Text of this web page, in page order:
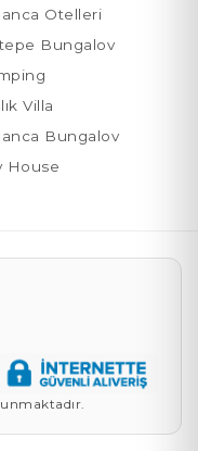
Otelleri
Bungalov
Villa
Bungalov
House